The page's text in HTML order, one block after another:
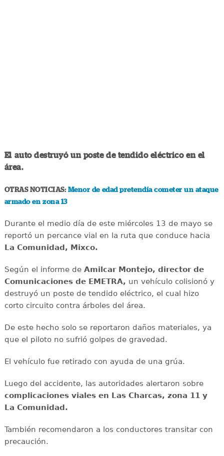
El auto destruyó un poste de tendido eléctrico en el
área.
OTRAS NOTICIAS: Menor de edad pretendía cometer un ataque
armado en zona 13
Durante el medio día de este miércoles 13 de mayo se
reportó un percance vial en la ruta que conduce hacia
La Comunidad, Mixco.
Según el informe de Amilcar Montejo, director de
Comunicaciones de EMETRA, un vehículo colisionó y
destruyó un poste de tendido eléctrico, el cual hizo
corto circuito contra árboles del área.
De este hecho solo se reportaron daños materiales, ya
que el piloto no sufrió golpes de gravedad.
El vehículo fue retirado con ayuda de una grúa.
Luego del accidente, las autoridades alertaron sobre
complicaciones viales en Las Charcas, zona 11 y
La Comunidad.
También recomendaron a los conductores transitar con
precaución.